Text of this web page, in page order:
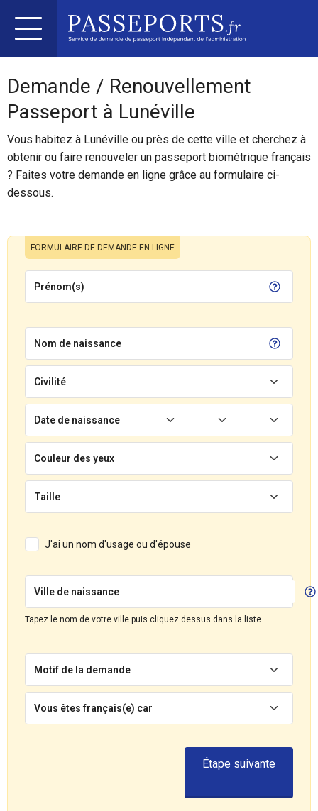
Demande / Renouvellement
Passeport à Lunéville
Vous habitez à Lunéville ou près de cette ville et cherchez à
obtenir ou faire renouveler un passeport biométrique français
? Faites votre demande en ligne grâce au formulaire ci-
dessous.
FORMULAIRE DE DEMANDE EN LIGNE
Prénom(s)
Nom de naissance
Civilité
Date de naissance
Couleur des yeux
Taille
J'ai un nom d'usage ou d'épouse
Ville de naissance
Tapez le nom de votre ville puis cliquez dessus dans la liste
Motif de la demande
Vous êtes français(e) car